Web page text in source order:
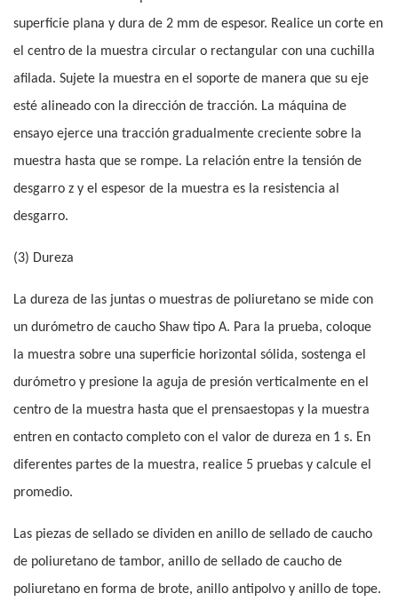
superficie plana y dura de 2 mm de espesor. Realice un corte en
el centro de la muestra circular o rectangular con una cuchilla
afilada. Sujete la muestra en el soporte de manera que su eje
esté alineado con la dirección de tracción. La máquina de
ensayo ejerce una tracción gradualmente creciente sobre la
muestra hasta que se rompe. La relación entre la tensión de
desgarro z y el espesor de la muestra es la resistencia al
desgarro.
(3) Dureza
La dureza de las juntas o muestras de poliuretano se mide con
un durómetro de caucho Shaw tipo A. Para la prueba, coloque
la muestra sobre una superficie horizontal sólida, sostenga el
durómetro y presione la aguja de presión verticalmente en el
centro de la muestra hasta que el prensaestopas y la muestra
entren en contacto completo con el valor de dureza en 1 s. En
diferentes partes de la muestra, realice 5 pruebas y calcule el
promedio.
Las piezas de sellado se dividen en anillo de sellado de caucho
de poliuretano de tambor, anillo de sellado de caucho de
poliuretano en forma de brote, anillo antipolvo y anillo de tope.